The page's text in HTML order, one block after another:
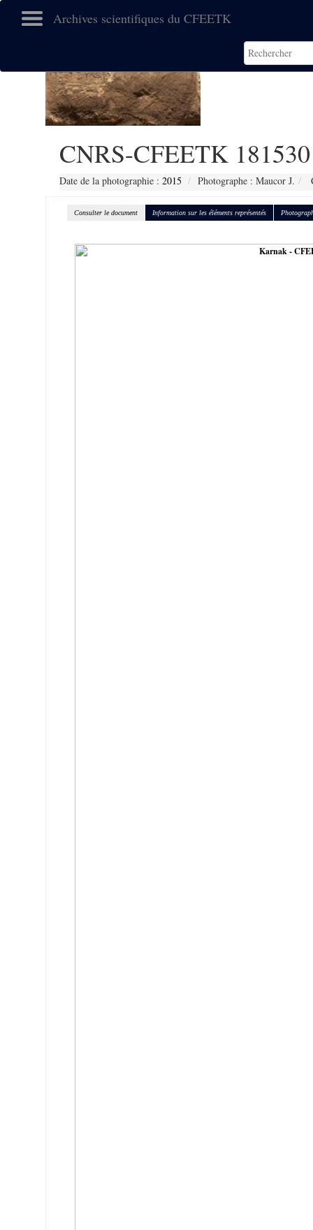
Archives scientifiques du CFEETK
CNRS-CFEETK 181530
Date de la photographie : 2015 Photographe : Maucor J.
Consulter le document Information sur les éléments représentés